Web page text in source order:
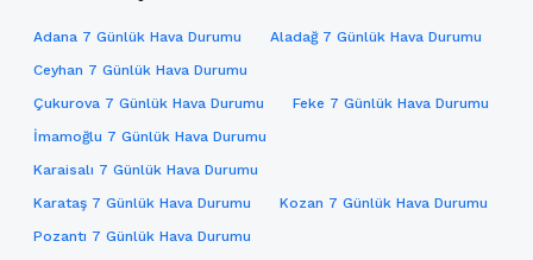
Adana 7 Günlük Hava Durumu
Aladağ 7 Günlük Hava Durumu
Ceyhan 7 Günlük Hava Durumu
Çukurova 7 Günlük Hava Durumu
Feke 7 Günlük Hava Durumu
İmamoğlu 7 Günlük Hava Durumu
Karaisalı 7 Günlük Hava Durumu
Karataş 7 Günlük Hava Durumu
Kozan 7 Günlük Hava Durumu
Pozantı 7 Günlük Hava Durumu